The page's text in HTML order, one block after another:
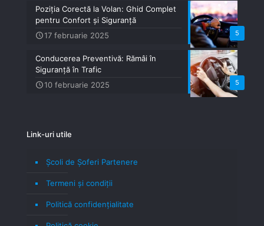
5
Poziția Corectă la Volan: Ghid Complet
pentru Confort și Siguranță
17 februarie 2025
5
Conducerea Preventivă: Rămâi în
Siguranță în Trafic
10 februarie 2025
Link-uri utile
Școli de Șoferi Partenere
Termeni şi condiţii
Politică confidenţialitate